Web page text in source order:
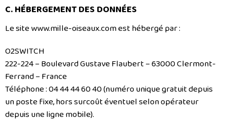
C. HÉBERGEMENT DES DONNÉES
Le site www.mille-oiseaux.com est hébergé par :
O2SWITCH
222-224 – Boulevard Gustave Flaubert – 63000 Clermont-
Ferrand – France
Téléphone : 04 44 44 60 40 (numéro unique gratuit depuis
un poste fixe, hors surcoût éventuel selon opérateur
depuis une ligne mobile).